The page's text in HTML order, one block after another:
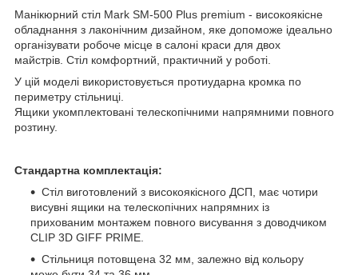
Манікюрний стіл Mark SM-500 Plus premium - високоякісне
обладнання з лаконічним дизайном, яке допоможе ідеально
організувати робоче місце в салоні краси для двох
майстрів. Стіл комфортний, практичний у роботі.
У цій моделі використовується протиударна кромка по
периметру стільниці.
Ящики укомплектовані телескопічними напрямними повного
розтину.
Стандартна комплектація:
Стіл виготовлений з високоякісного ДСП, має чотири
висувні ящики на телескопічних напрямних із
прихованим монтажем повного висування з доводчиком
CLIP 3D GIFF PRIME.
Стільниця потовщена 32 мм, залежно від кольору